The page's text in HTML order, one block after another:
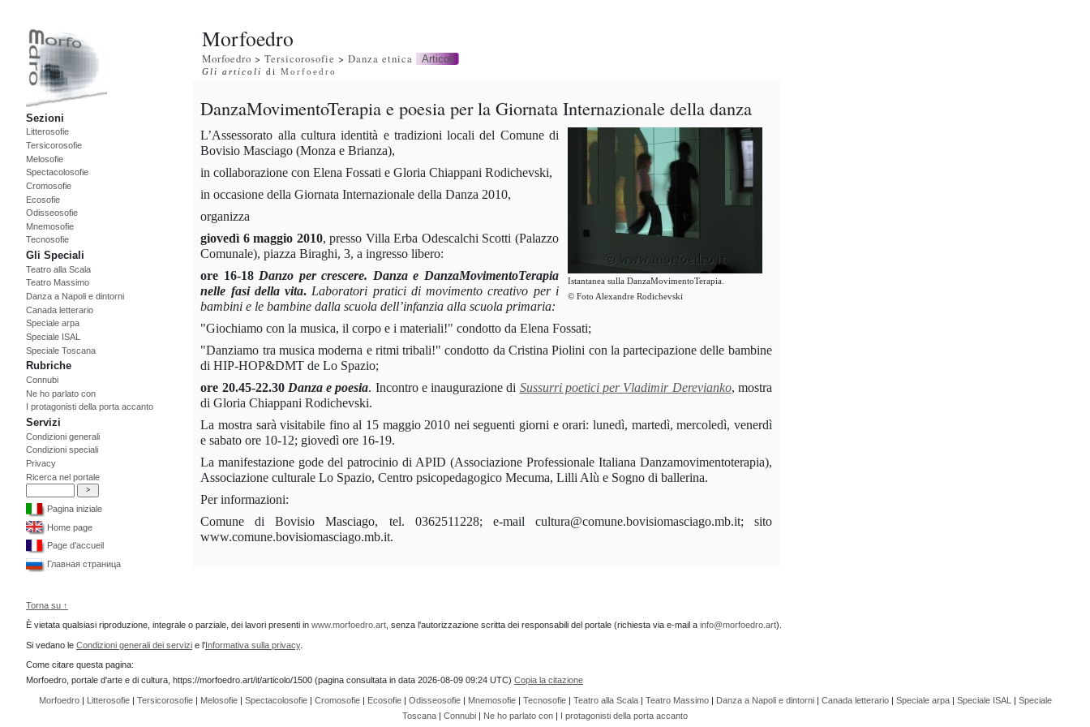
Sezioni
Litterosofie
Tersicorosofie
Melosofie
Spectacolosofie
Cromosofie
Ecosofie
Odisseosofie
Mnemosofie
Tecnosofie
Gli Speciali
Teatro alla Scala
Teatro Massimo
Danza a Napoli e dintorni
Canada letterario
Speciale arpa
Speciale ISAL
Speciale Toscana
Rubriche
Connubi
Ne ho parlato con
I protagonisti della porta accanto
Servizi
Condizioni generali
Condizioni speciali
Privacy
Ricerca nel portale
Pagina iniziale
Home page
Page d’accueil
Главная страница
Morfoedro
Morfoedro >Tersicorosofie >Danza etnica Articoli
Gli articoli diMorfoedro
DanzaMovimentoTerapia e poesia per la Giornata Internazionale della danza
Istantanea sulla DanzaMovimentoTerapia.
© Foto Alexandre Rodichevski
L’Assessorato alla cultura identità e tradizioni locali del Comune di
Bovisio Masciago (Monza e Brianza),
in collaborazione con Elena Fossati e Gloria Chiappani Rodichevski,
in occasione della Giornata Internazionale della Danza 2010,
organizza
giovedì 6 maggio 2010, presso Villa Erba Odescalchi Scotti (Palazzo
Comunale), piazza Biraghi, 3, a ingresso libero:
ore 16-18Danzo per crescere. Danza e DanzaMovimentoTerapia
nelle fasi della vita. Laboratori pratici di movimento creativo per i
bambini e le bambine dalla scuola dell’infanzia alla scuola primaria:
"Giochiamo con la musica, il corpo e i materiali!" condotto da Elena Fossati;
"Danziamo tra musica moderna e ritmi tribali!" condotto da Cristina Piolini con la partecipazione delle bambine
di HIP-HOP&DMT de Lo Spazio;
ore 20.45-22.30 Danza e poesia. Incontro e inaugurazione di Sussurri poetici per Vladimir Derevianko, mostra
di Gloria Chiappani Rodichevski.
La mostra sarà visitabile fino al 15 maggio 2010 nei seguenti giorni e orari: lunedì, martedì, mercoledì, venerdì
e sabato ore 10-12; giovedì ore 16-19.
La manifestazione gode del patrocinio di APID (Associazione Professionale Italiana Danzamovimentoterapia),
Associazione culturale Lo Spazio, Centro psicopedagogico Mecuma, Lilli Alù e Sogno di ballerina.
Per informazioni:
Comune di Bovisio Masciago, tel. 0362511228; e-mail cultura@comune.bovisiomasciago.mb.it; sito
www.comune.bovisiomasciago.mb.it.
Torna su ↑
È vietata qualsiasi riproduzione, integrale o parziale, dei lavori presenti in www.morfoedro.art , senza l'autorizzazione scritta dei responsabili del portale (richiesta via e-mail a info@morfoedro.art).
Si vedano le Condizioni generali dei servizi e l'Informativa sulla privacy.
Come citare questa pagina:
Morfoedro, portale d'arte e di cultura, https://morfoedro.art/it/articolo/1500 (pagina consultata in data 2026-08-09 09:24 UTC) Copia la citazione
Morfoedro| Litterosofie| Tersicorosofie| Melosofie| Spectacolosofie| Cromosofie| Ecosofie| Odisseosofie| Mnemosofie| Tecnosofie| Teatro alla Scala| Teatro Massimo| Danza a Napoli e dintorni| Canada letterario| Speciale arpa| Speciale ISAL | Speciale
Toscana | Connubi | Ne ho parlato con | I protagonisti della porta accanto